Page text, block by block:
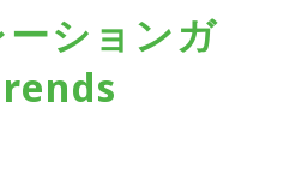
ションガ